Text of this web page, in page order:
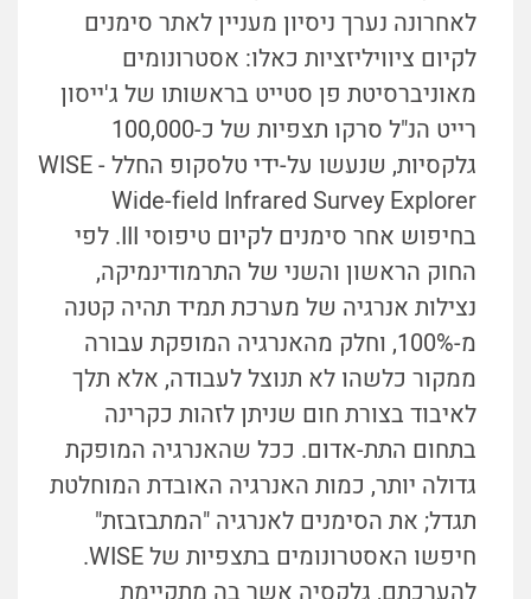
לאחרונה נערך ניסיון מעניין לאתר סימנים
לקיום ציוויליזציות כאלו: אסטרונומים
מאוניברסיטת פן סטייט בראשותו של ג'ייסון
רייט הנ"ל סרקו תצפיות של כ-100,000
גלקסיות, שנעשו על-ידי טלסקופ החלל WISE -
Wide-field Infrared Survey Explorer
בחיפוש אחר סימנים לקיום טיפוסי III. לפי
החוק הראשון והשני של התרמודינמיקה,
נצילות אנרגיה של מערכת תמיד תהיה קטנה
מ-100%, וחלק מהאנרגיה המופקת עבורה
ממקור כלשהו לא תנוצל לעבודה, אלא תלך
לאיבוד בצורת חום שניתן לזהות כקרינה
בתחום התת-אדום. ככל שהאנרגיה המופקת
גדולה יותר, כמות האנרגיה האובדת המוחלטת
תגדל; את הסימנים לאנרגיה "המתבזבזת"
חיפשו האסטרונומים בתצפיות של WISE.
להערכתם, גלקסיה אשר בה מתקיימת